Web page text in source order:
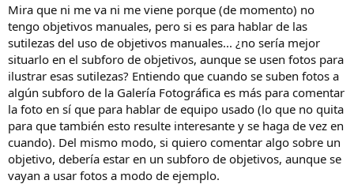
Mira que ni me va ni me viene porque (de momento) no
tengo objetivos manuales, pero si es para hablar de las
sutilezas del uso de objetivos manuales... ¿no sería mejor
situarlo en el subforo de objetivos, aunque se usen fotos para
ilustrar esas sutilezas? Entiendo que cuando se suben fotos a
algún subforo de la Galería Fotográfica es más para comentar
la foto en sí que para hablar de equipo usado (lo que no quita
para que también esto resulte interesante y se haga de vez en
cuando). Del mismo modo, si quiero comentar algo sobre un
objetivo, debería estar en un subforo de objetivos, aunque se
vayan a usar fotos a modo de ejemplo.